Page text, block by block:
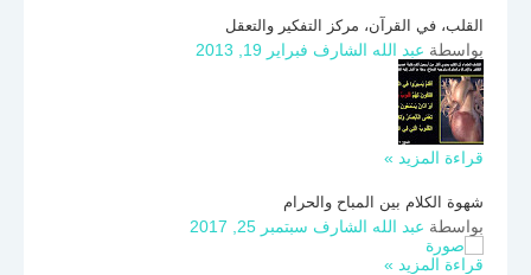
القلب، في القرآن، مركز التفكير والتعقل
بواسطة عبد الله الشارف فبراير 19, 2013
قراءة المزيد »
شهوة الكلام بين المباح والحرام
بواسطة عبد الله الشارف سبتمبر 25, 2017
قراءة المزيد »